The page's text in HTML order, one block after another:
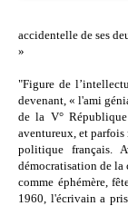
accidentelle de ses
»
"Figure de
devenant, « l'ami
de la V°
aventureux, et parfois
politique français.
démocratisation de la
comme éphémère,
1960, l'écrivain a